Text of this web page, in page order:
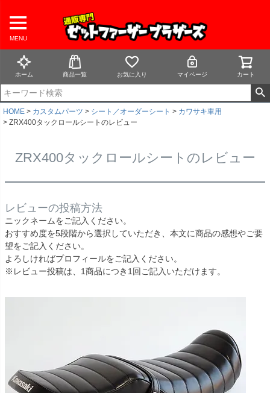
MENU
ホーム 商品一覧 お気に入り マイページ カート
HOME カスタムパーツ シート／オーダーシート
カワサキ車用
ZRX400タックロールシートのレビュー
ZRX400タックロールシートのレビュー
レビューの投稿方法
ニックネームをご記入ください。
おすすめ度を5段階から選択していただき、本文に商品の感想やご要
望をご記入ください。
よろしければプロフィールをご記入ください。
※レビュー投稿は、1商品につき1回ご記入いただけます。